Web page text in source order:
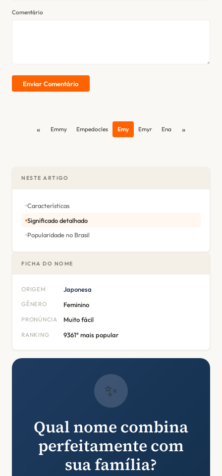
Comentário
Enviar Comentário
« Emmy Empedocles Emy Emyr Ena »
NESTE ARTIGO
Características
Significado detalhado
Popularidade no Brasil
FICHA DO NOME
ORIGEM Japonesa
GÊNERO Feminino
PRONÚNCIA Muito fácil
RANKING 9361º mais popular
✨
Qual nome combina
perfeitamente com
sua família?